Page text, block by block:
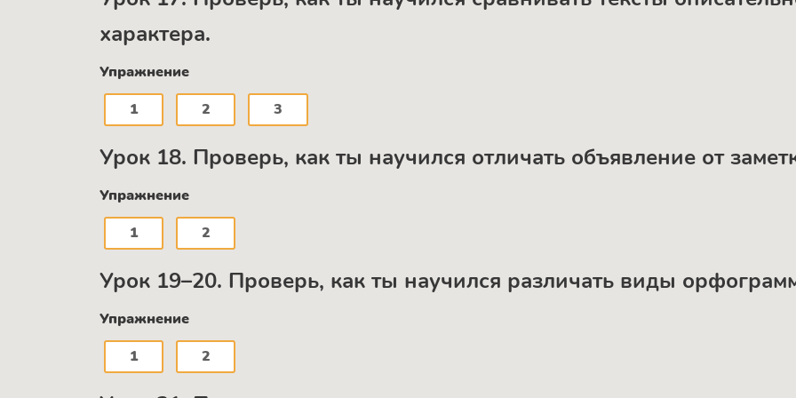
характера.
Упражнение
1
2 3
Урок 18. Проверь, как ты научился отличать объявление от
Упражнение
1
2
Урок 19–20. Проверь, как ты научился различать виды
Упражнение
1
2